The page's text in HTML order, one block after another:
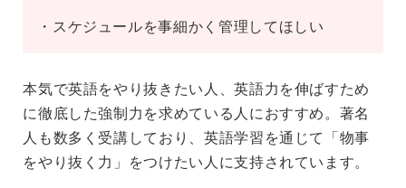
・スケジュールを事細かく管理してほしい
本気で英語をやり抜きたい人、英語力を伸ばすため
に徹底した強制力を求めている人におすすめ。著名
人も数多く受講しており、英語学習を通じて「物事
をやり抜く力」をつけたい人に支持されています。